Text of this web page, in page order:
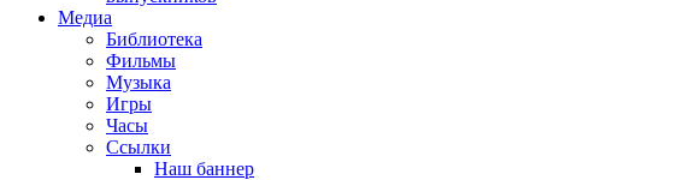
Медиа
Библиотека
Фильмы
Музыка
Игры
Часы
Ссылки
Наш баннер